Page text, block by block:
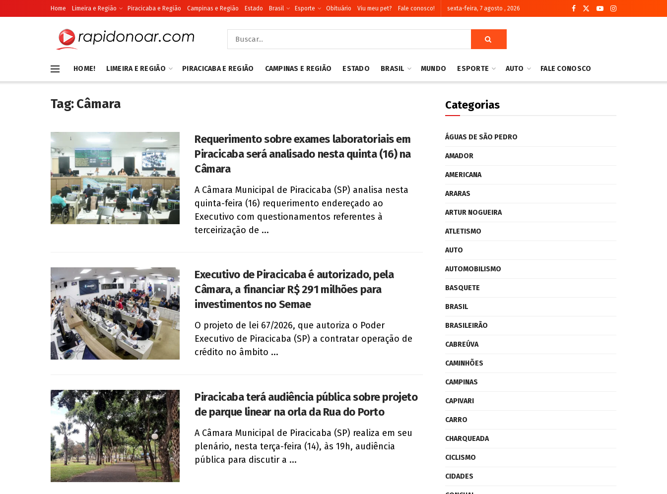
Home Limeira e Região Piracicaba e Região Campinas e Região Estado Brasil Esporte Obituário Viu meu pet? Fale conosco! sexta-feira, 7 agosto , 2026
HOME! LIMEIRA E REGIÃO PIRACICABA E REGIÃO CAMPINAS E REGIÃO ESTADO BRASIL MUNDO ESPORTE AUTO FALE CONOSCO
Tag:Câmara
Requerimento sobre exames laboratoriais em
Piracicaba será analisado nesta quinta (16) na
Câmara
A Câmara Municipal de Piracicaba (SP) analisa nesta
quinta-feira (16) requerimento endereçado ao
Executivo com questionamentos referentes à
terceirização de ...
Executivo de Piracicaba é autorizado, pela
Câmara, a financiar R$ 291 milhões para
investimentos no Semae
O projeto de lei 67/2026, que autoriza o Poder
Executivo de Piracicaba (SP) a contratar operação de
crédito no âmbito ...
Piracicaba terá audiência pública sobre projeto
de parque linear na orla da Rua do Porto
A Câmara Municipal de Piracicaba (SP) realiza em seu
plenário, nesta terça-feira (14), às 19h, audiência
pública para discutir a ...
Categorias
ÁGUAS DE SÃO PEDRO
AMADOR
AMERICANA
ARARAS
ARTUR NOGUEIRA
ATLETISMO
AUTO
AUTOMOBILISMO
BASQUETE
BRASIL
BRASILEIRÃO
CABREÚVA
CAMINHÕES
CAMPINAS
CAPIVARI
CARRO
CHARQUEADA
CICLISMO
CIDADES